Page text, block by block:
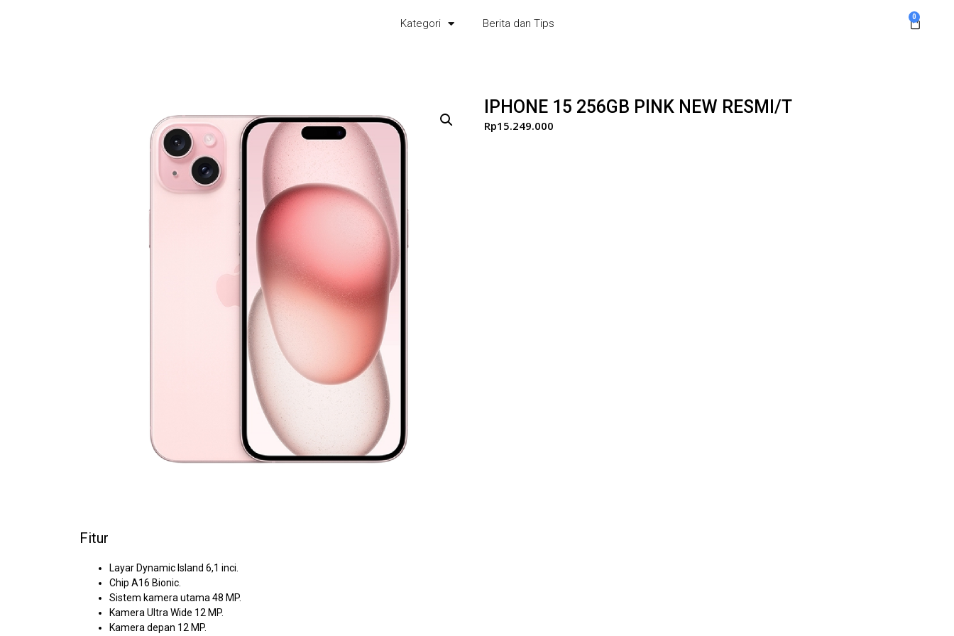
Kategori Berita dan Tips
0
IPHONE 15 256GB PINK NEW RESMI/T
Rp15.249.000
Fitur
Layar Dynamic Island 6,1 inci.
Chip A16 Bionic.
Sistem kamera utama 48 MP.
Kamera Ultra Wide 12 MP.
Kamera depan 12 MP.